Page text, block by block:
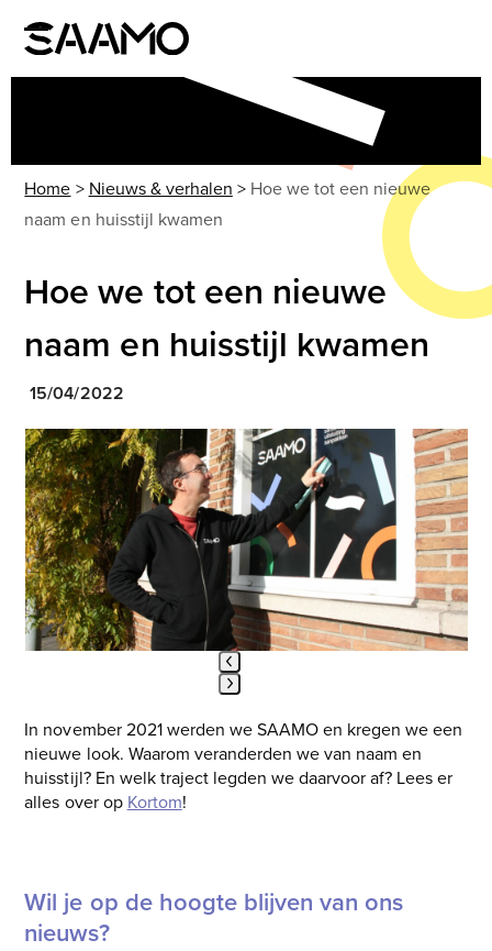
content
Open
mobile
Close
mobile
Home > Nieuws & verhalen > Hoe we tot een nieuwe
naam en huisstijl kwamen
Hoe we tot een nieuwe
naam en huisstijl kwamen
15/04/2022
Use
the
left
and
right
arrow
keys
to
access
the
buttons
escape
to
go
In november 2021 werden we SAAMO en kregen we een
nieuwe look. Waarom veranderden we van naam en
huisstijl? En welk traject legden we daarvoor af? Lees er
alles over op Kortom!
Wil je op de hoogte blijven van ons
nieuws?